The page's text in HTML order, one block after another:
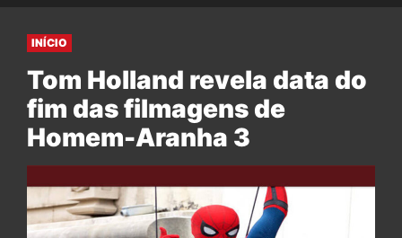
INÍCIO
Tom Holland revela data do
fim das filmagens de
Homem-Aranha 3